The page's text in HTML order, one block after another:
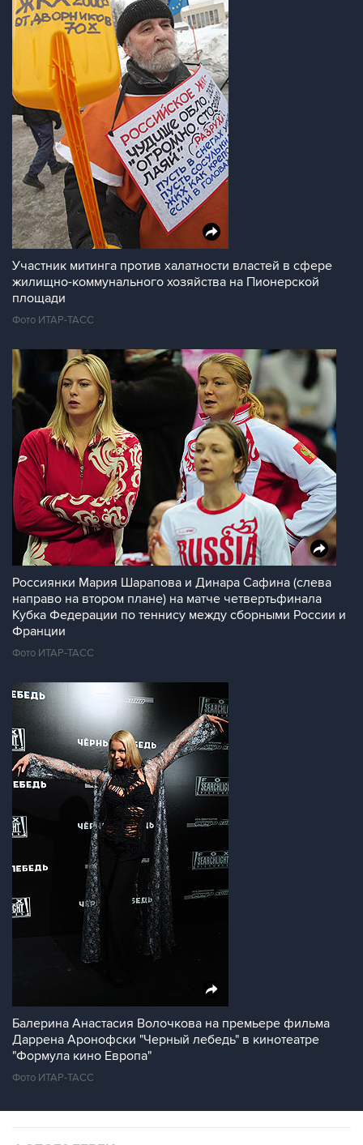
Участник митинга против халатности властей в сфере
жилищно-коммунального хозяйства на Пионерской
площади
Фото ИТАР-ТАСС
Россиянки Мария Шарапова и Динара Сафина (слева
направо на втором плане) на матче четвертьфинала
Кубка Федерации по теннису между сборными России и
Франции
Фото ИТАР-ТАСС
Балерина Анастасия Волочкова на премьере фильма
Даррена Аронофски "Черный лебедь" в кинотеатре
"Формула кино Европа"
Фото ИТАР-ТАСС